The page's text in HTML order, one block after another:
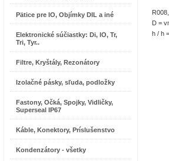
Pätice pre IO, Objímky DIL a iné
Elektronické súčiastky: Di, IO, Tr,
Tri, Tyr..
Filtre, Kryštály, Rezonátory
Izolačné pásky, sľuda, podložky
Fastony, Očká, Spojky, Vidličky,
Superseal IP67
Káble, Konektory, Príslušenstvo
Kondenzátory - všetky
D =
h / h